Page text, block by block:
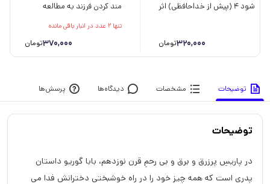
شود 4 (پیش از خداحافظی) اثر
320,000تومان
مند کردن فرزند به مطالعه
نوجوانان) اثر کتی ای زاهلر
ترجمه سارا رئیسی نشر صابرین
تنها 2 عدد در انبار باقی مانده
370,000تومان
توضیحات مشخصات دیدگاه‌ها پرسش‌ها
توضیحات
در پاریسِ پرزرق‌ و برق و بی‌ رحمِ قرن نوزدهم، بابا گوریو داستان
پدری است که همه‌ چیز خود را در راه خوشبختی دخترانش فدا می‌